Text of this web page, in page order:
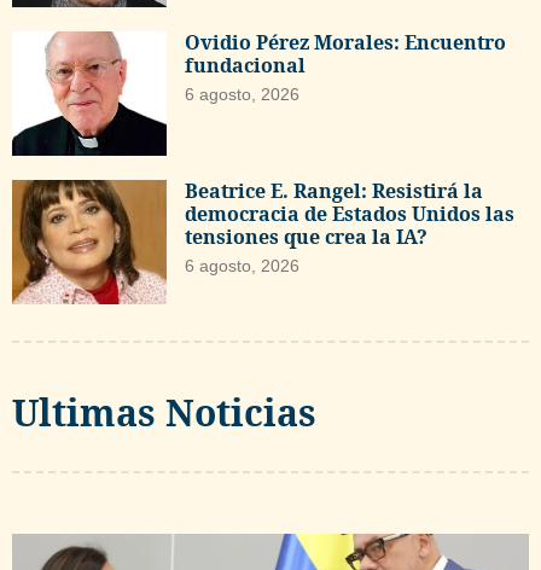
Ovidio Pérez Morales: Encuentro
fundacional
6 agosto, 2026
Beatrice E. Rangel: Resistirá la
democracia de Estados Unidos las
tensiones que crea la IA?
6 agosto, 2026
Ultimas Noticias